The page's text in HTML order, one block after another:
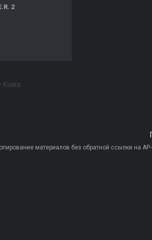
2
Kiska
материалов без обратной ссылки на